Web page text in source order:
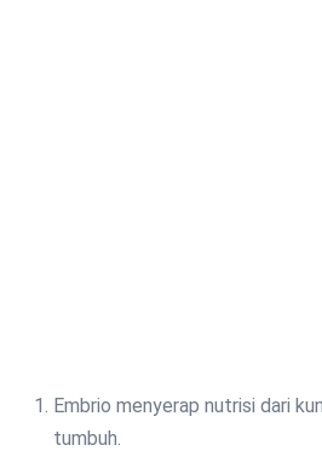
Embrio menyerap nutrisi dari kuning dan putih telur buat
tumbuh.